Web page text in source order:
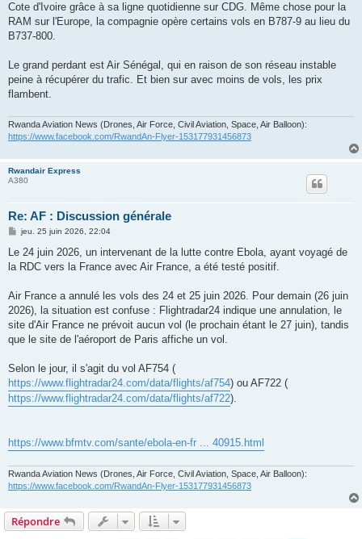
Cote d'Ivoire grâce à sa ligne quotidienne sur CDG. Même chose pour la
RAM sur l'Europe, la compagnie opère certains vols en B787-9 au lieu du
B737-800.
Le grand perdant est Air Sénégal, qui en raison de son réseau instable
peine à récupérer du trafic. Et bien sur avec moins de vols, les prix
flambent.
Rwanda Aviation News (Drones, Air Force, Civil Aviation, Space, Air Balloon):
https://www.facebook.com/RwandAn-Flyer-153177931456873
Rwandair Express
A380
Re: AF : Discussion générale
M
s
a
jeu. 25 juin 2026, 22:04
Le 24 juin 2026, un intervenant de la lutte contre Ebola, ayant voyagé de
la RDC vers la France avec Air France, a été testé positif.
Air France a annulé les vols des 24 et 25 juin 2026. Pour demain (26 juin
2026), la situation est confuse : Flightradar24 indique une annulation, le
site d'Air France ne prévoit aucun vol (le prochain étant le 27 juin), tandis
que le site de l'aéroport de Paris affiche un vol.
Selon le jour, il s'agit du vol AF754 (
https://www.flightradar24.com/data/flights/af754) ou AF722 (
https://www.flightradar24.com/data/flights/af722).
https://www.bfmtv.com/sante/ebola-en-fr ... 40915.html
Rwanda Aviation News (Drones, Air Force, Civil Aviation, Space, Air Balloon):
https://www.facebook.com/RwandAn-Flyer-153177931456873
Répondre